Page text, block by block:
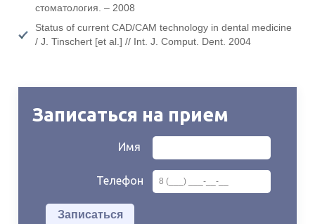
стоматология. – 2008
Status of current CAD/CAM technology in dental medicine
/ J. Tinschert [et al.] // Int. J. Comput. Dent. 2004
Записаться на прием
Имя
Телефон